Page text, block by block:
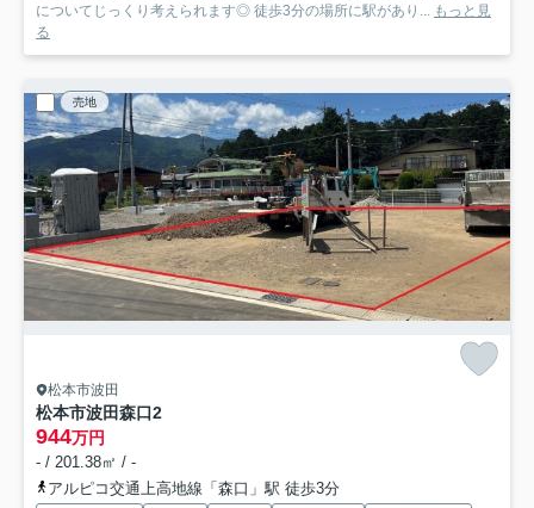
についてじっくり考えられます◎ 徒歩3分の場所に駅があり... もっと見
る
売地
松本市波田
松本市波田森口2
944万円
- / 201.38㎡ / -
アルピコ交通上高地線「森口」駅 徒歩3分